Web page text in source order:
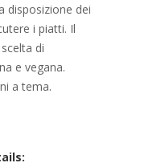
disposizione dei
i piatti. Il
di
e vegana.
a tema.